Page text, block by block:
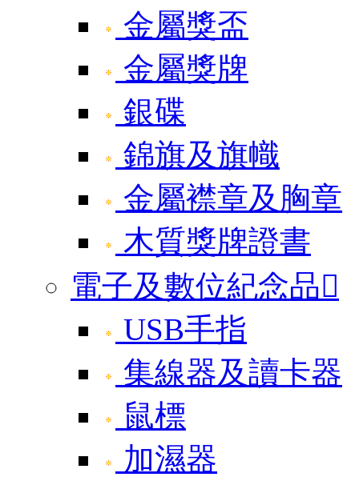
金屬獎盃
金屬獎牌
銀碟
錦旗及旗幟
金屬襟章及胸章
木質獎牌證書
電子及數位紀念品
USB手指
集線器及讀卡器
鼠標
加濕器